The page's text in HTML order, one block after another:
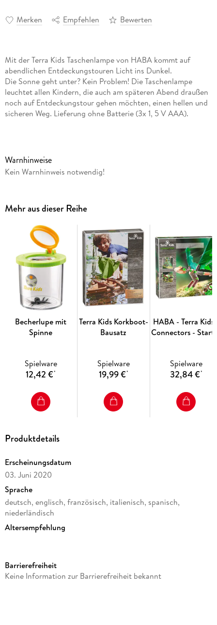
Merken Empfehlen Bewerten
Mit der Terra Kids Taschenlampe von HABA kommt auf
abendlichen Entdeckungstouren Licht ins Dunkel.
Die Sonne geht unter? Kein Problem! Die Taschenlampe
leuchtet allen Kindern, die auch am späteren Abend draußen
noch auf Entdeckungstour gehen möchten, einen hellen und
sicheren Weg. Lieferung ohne Batterie (3x 1, 5 V AAA).
Warnhinweise
Kein Warnhinweis notwendig!
Mehr aus dieser Reihe
Becherlupe mit
Spinne
Spielware
12,42 €*
Terra Kids Korkboot-
Bausatz
Spielware
19,99 €*
HABA - Terra Kids
Connectors -
Spielware
32,84 €*
Produktdetails
Erscheinungsdatum
03. Juni 2020
Sprache
deutsch, englisch, französisch, italienisch, spanisch,
niederländisch
Altersempfehlung
Terra Kids
Verlag/Hersteller
Barrierefreiheit
Keine Information zur Barrierefreiheit bekannt